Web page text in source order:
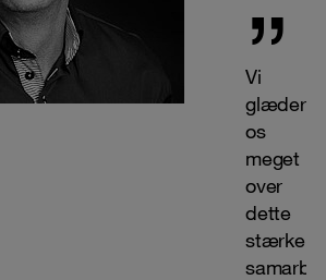
Vi
glæder
os
meget
over
dette
stærke